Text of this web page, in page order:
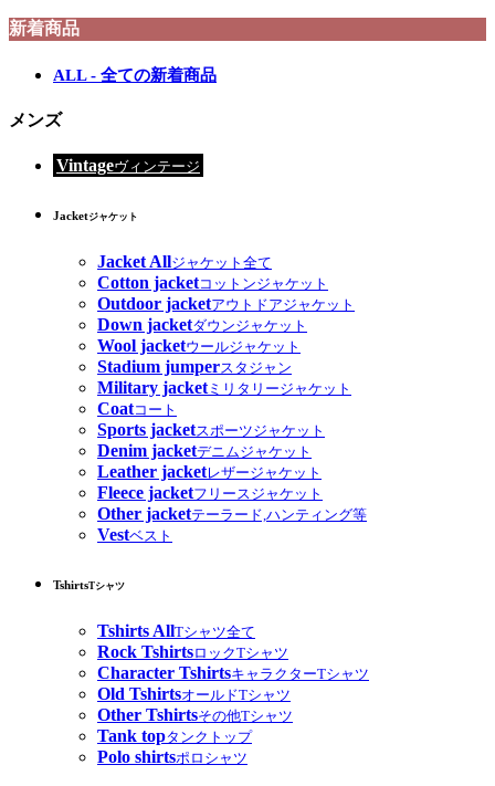
新着商品
ALL - 全ての新着商品
メンズ
Vintageヴィンテージ
Jacketジャケット
Jacket Allジャケット全て
Cotton jacketコットンジャケット
Outdoor jacketアウトドアジャケット
Down jacketダウンジャケット
Wool jacketウールジャケット
Stadium jumperスタジャン
Military jacketミリタリージャケット
Coatコート
Sports jacketスポーツジャケット
Denim jacketデニムジャケット
Leather jacketレザージャケット
Fleece jacketフリースジャケット
Other jacketテーラード,ハンティング等
Vestベスト
TshirtsTシャツ
Tshirts AllTシャツ全て
Rock TshirtsロックTシャツ
Character TshirtsキャラクターTシャツ
Old TshirtsオールドTシャツ
Other Tshirtsその他Tシャツ
Tank topタンクトップ
Polo shirtsポロシャツ